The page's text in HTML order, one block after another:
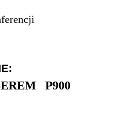
P900